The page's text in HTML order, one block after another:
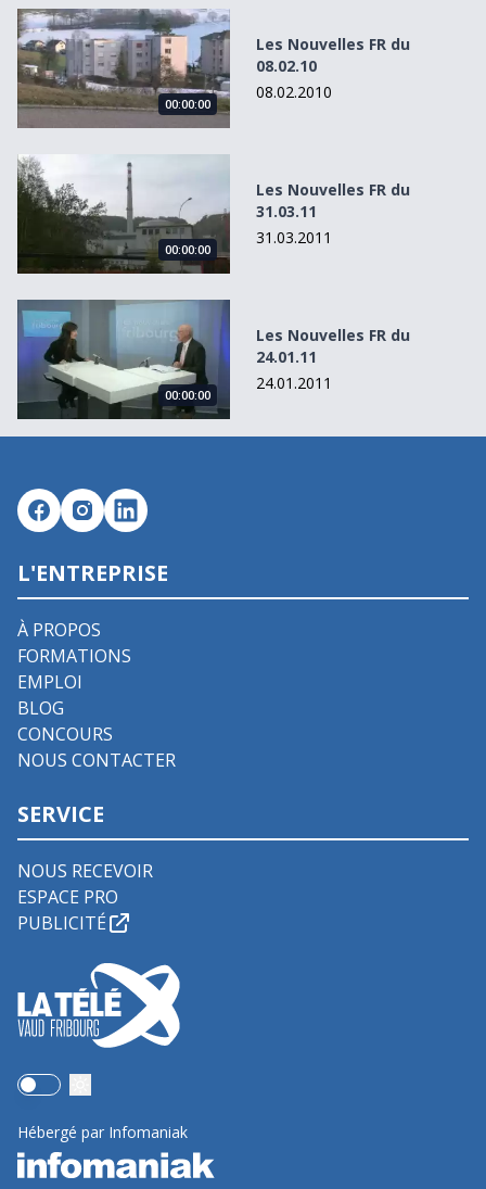
Les Nouvelles FR du 08.02.10
00:00:00
Les Nouvelles FR du
08.02.10
08.02.2010
Les Nouvelles FR du 31.03.11
00:00:00
Les Nouvelles FR du
31.03.11
31.03.2011
Les Nouvelles FR du 24.01.11
00:00:00
Les Nouvelles FR du
24.01.11
24.01.2011
L'ENTREPRISE
À PROPOS
FORMATIONS
EMPLOI
BLOG
CONCOURS
NOUS CONTACTER
SERVICE
NOUS RECEVOIR
ESPACE PRO
PUBLICITÉ
Use setting
Hébergé par Infomaniak